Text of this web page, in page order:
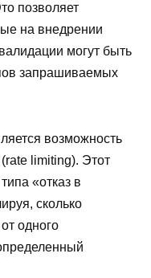
позволяет
на внедрении
могут быть
запрашиваемых
возможность
limiting). Этот
«отказ в
сколько
одного